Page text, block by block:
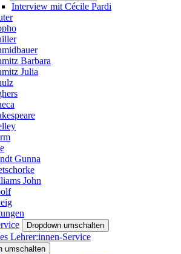
Interview mit Cécile Pardi
Barbara
Julia
Gunna
John
Dropdown umschalten
Lehrer:innen-Service
umschalten